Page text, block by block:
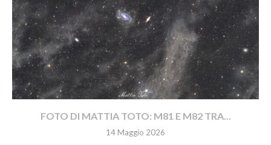
FOTO DI MATTIA TOTO: M81 E M82 TRA...
14 Maggio 2026